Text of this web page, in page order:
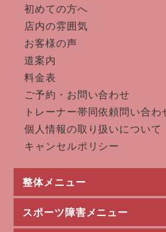
初めての方へ
店内の雰囲気
お客様の声
道案内
料金表
ご予約・お問い合わせ
トレーナー帯同依頼問い合わ
個人情報の取り扱いについて
キャンセルポリシー
整体メニュー
産後骨盤矯正
頭痛改善
眼精疲労
頚部痛
頸椎椎間板ヘルニア
ストレートネック
肩こり
肩痛（インピンジメント）
寝違え
五十肩
胸郭出口症候群
猫背矯正
ギックリ背中
肘内障
腱鞘炎
ばね指
手根管症候群
手関節捻挫
骨盤矯正
腰痛
ぎっくり腰
坐骨神経痛
椎間板ヘルニア
狭窄症
梨状筋症候群
腰椎分離症
自律神経の乱れ
変形性膝関節症
膝痛
膝蓋骨脂肪体炎
鵞足炎
有痛性外脛骨
鍼灸治療
マタニティ整体
睡眠改善
交通事故治療
スポーツ障害メニュー